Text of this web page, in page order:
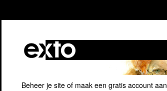
Beheer je site of maak een gratis account aan